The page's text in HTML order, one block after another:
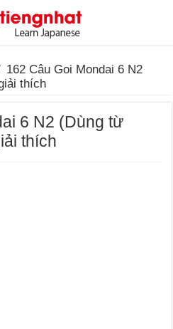
162 Câu Goi Mondai 6 N2
thích
6 N2 (Dùng từ
thích